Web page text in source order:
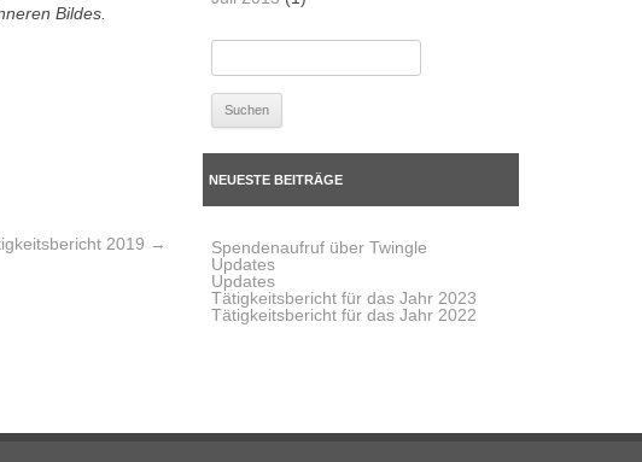
Bildes.
2019 →
NEUESTE BEITRÄGE
Spendenaufruf über Twingle
Updates
Updates
Tätigkeitsbericht für das Jahr 2023
Tätigkeitsbericht für das Jahr 2022